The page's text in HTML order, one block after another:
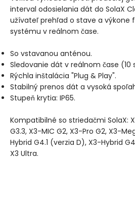
interval odosielania dát do SolaX
užívateľ prehľad o stave a výkone
systému v reálnom čase.
So vstavanou anténou.
Sledovanie dát v reálnom čase (10
Rýchla inštalácia "Plug & Play".
Stabilný prenos dát a vysoká
Stupeň krytia: IP65.
Kompatibilné so striedačmi SolaX:
G3.3, X3-MIC G2, X3-Pro G2, X3-
Hybrid G4.1 (verzia D), X3-Hybrid
X3 Ultra.